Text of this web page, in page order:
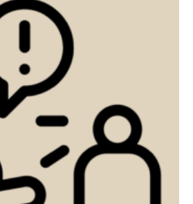
成员制与教会纪律
正體中文
达里语
罗马尼亚语
意大利语
土耳其语
阿拉伯语
塞尔维亚语 柬埔寨语